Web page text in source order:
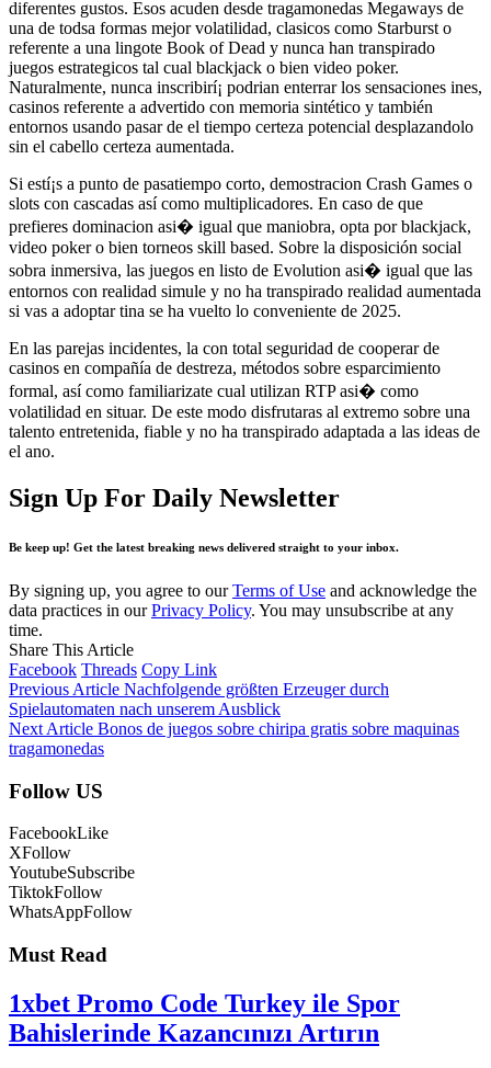
diferentes gustos. Esos acuden desde tragamonedas Megaways de
una de todsa formas mejor volatilidad, clasicos como Starburst o
referente a una lingote Book of Dead y nunca han transpirado
juegos estrategicos tal cual blackjack o bien video poker.
Naturalmente, nunca inscribirí¡ podrian enterrar los sensaciones ines,
casinos referente a advertido con memoria sintético y también
entornos usando pasar de el tiempo certeza potencial desplazandolo
sin el cabello certeza aumentada.
Si estí¡s a punto de pasatiempo corto, demostracion Crash Games o
slots con cascadas así­ como multiplicadores. En caso de que
prefieres dominacion asi� igual que maniobra, opta por blackjack,
video poker o bien torneos skill based. Sobre la disposición social
sobra inmersiva, las juegos en listo de Evolution asi� igual que las
entornos con realidad simule y no ha transpirado realidad aumentada
si vas a adoptar tina se ha vuelto lo conveniente de 2025.
En las parejas incidentes, la con total seguridad de cooperar de
casinos en compañía de destreza, métodos sobre esparcimiento
formal, así­ como familiarizate cual utilizan RTP asi� como
volatilidad en situar. De este modo disfrutaras al extremo sobre una
talento entretenida, fiable y no ha transpirado adaptada a las ideas de
el ano.
Sign Up For Daily Newsletter
Be keep up! Get the latest breaking news delivered straight to your inbox.
By signing up, you agree to ourTerms of Use and acknowledge the
data practices in ourPrivacy Policy. You may unsubscribe at any
time.
Share This Article
Facebook Threads Copy Link
Previous Article Nachfolgende größten Erzeuger durch
Spielautomaten nach unserem Ausblick
Next Article Bonos de juegos sobre chiripa gratis sobre maquinas
tragamonedas
Follow US
FacebookLike
XFollow
YoutubeSubscribe
TiktokFollow
WhatsAppFollow
Must Read
1xbet Promo Code Turkey ile Spor
Bahislerinde Kazancınızı Artırın